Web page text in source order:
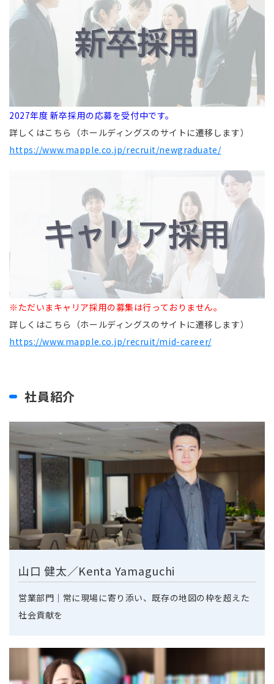
2027年度 新卒採用の応募を受付中です。
詳しくはこちら（ホールディングスのサイトに遷移します）
https://www.mapple.co.jp/recruit/newgraduate/
※ただいまキャリア採用の募集は行っておりません。
詳しくはこちら（ホールディングスのサイトに遷移します）
https://www.mapple.co.jp/recruit/mid-career/
社員紹介
山口 健太／Kenta Yamaguchi
営業部門｜常に現場に寄り添い、既存の地図の枠を超えた
社会貢献を